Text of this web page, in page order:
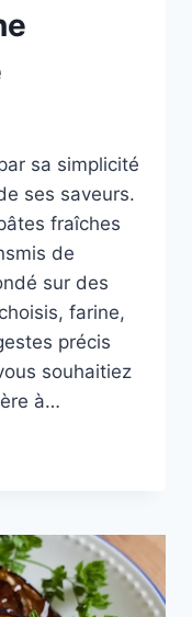
sa simplicité
ses saveurs.
fraîches
de
sur des
farine,
précis
souhaitiez
à…